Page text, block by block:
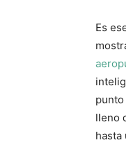
Es
lleno
hasta